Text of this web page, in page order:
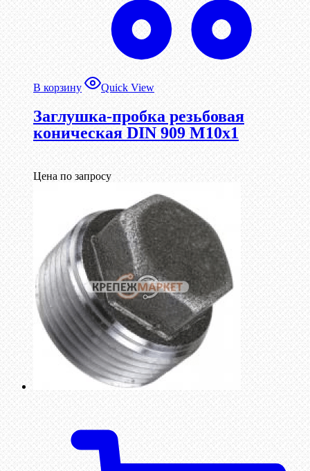
В корзину Quick View
Заглушка-пробка резьбовая
коническая DIN 909 М10х1
Цена по запросу